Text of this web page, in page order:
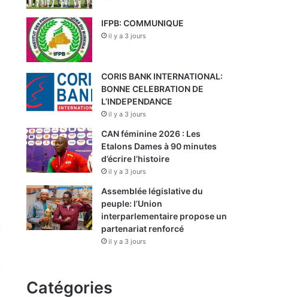
IFPB: COMMUNIQUE
il y a 3 jours
CORIS BANK INTERNATIONAL:
BONNE CELEBRATION DE
L’INDEPENDANCE
il y a 3 jours
CAN féminine 2026 : Les
Etalons Dames à 90 minutes
d’écrire l’histoire
il y a 3 jours
Assemblée législative du
peuple: l’Union
interparlementaire propose un
partenariat renforcé
il y a 3 jours
Catégories